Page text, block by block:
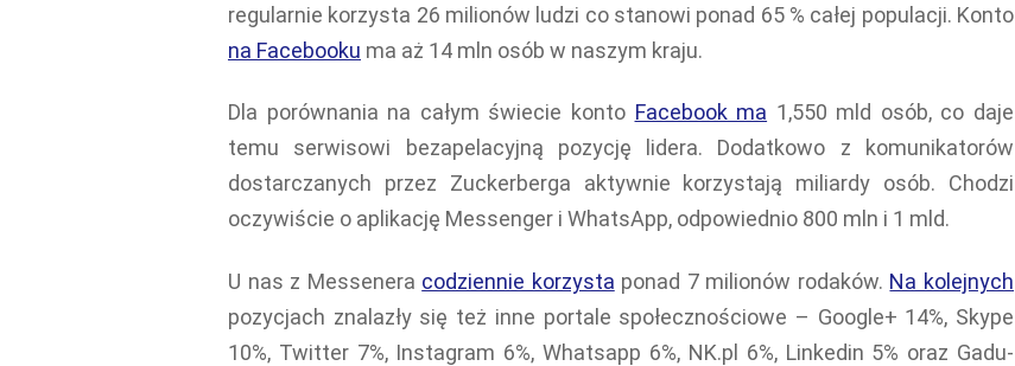
regularnie korzysta 26 milionów ludzi co stanowi ponad 65 % całej populacji. Konto
na Facebooku ma aż 14 mln osób w naszym kraju.
Dla porównania na całym świecie konto Facebook ma 1,550 mld osób, co daje
temu serwisowi bezapelacyjną pozycję lidera. Dodatkowo z komunikatorów
dostarczanych przez Zuckerberga aktywnie korzystają miliardy osób. Chodzi
oczywiście o aplikację Messenger i WhatsApp, odpowiednio 800 mln i 1 mld.
U nas z Messenera codziennie korzysta ponad 7 milionów rodaków. Na kolejnych
pozycjach znalazły się też inne portale społecznościowe – Google+ 14%, Skype
10%, Twitter 7%, Instagram 6%, Whatsapp 6%, NK.pl 6%, Linkedin 5% oraz Gadu-